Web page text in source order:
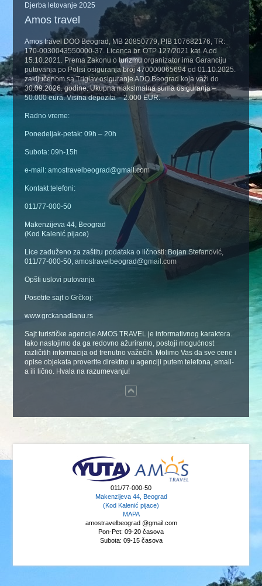
Djerba letovanje 2025
Amos travel
Amos travel DOO Beograd, MB 20850779, PIB 107682176, TR:
170-0030043550000-37. Licenca br. OTP 127/2021 kat. A od
15.10.2021. Prema Zakonu o turizmu organizator ima Garanciju
putovanja po Polisi osiguranja broj 470000065694 od 01.10.2025.
zaključenom sa Triglav osiguranje ADO Beograd koja važi do
30.09.2026. godine. Ukupna maksimalna suma osiguranja –
50.000 eura. Visina depozita – 2.000 EUR.
Radno vreme:
Ponedeljak-petak: 09h – 20h
Subota: 09h-15h
e-mail: amostravelbeograd@gmail.com
Kontakt telefoni:
011/77-000-50
Makenzijeva 44, Beograd
(Kod Kalenić pijace)
Lice zaduženo za zaštitu podataka o ličnosti: Bojan Stefanović,
011/77-000-50, amostravelbeograd@gmail.com
Opšti uslovi putovanja
Posetite sajt o Grčkoj:
www.grckanadlanu.rs
Sajt turističke agencije AMOS TRAVEL je informativnog karaktera.
Iako nastojimo da ga redovno ažuriramo, postoji mogućnost
različitih informacija od trenutno važećih. Molimo Vas da sve cene i
opise objekata proverite direktno u agenciji putem telefona, email-
a ili lično. Hvala na razumevanju!
011/77-000-50
Makenzijeva 44, Beograd
(Kod Kalenić pijace)
MAPA
amostravelbeograd @gmail.com
Pon-Pet: 09-20 časova
Subota: 09-15 časova